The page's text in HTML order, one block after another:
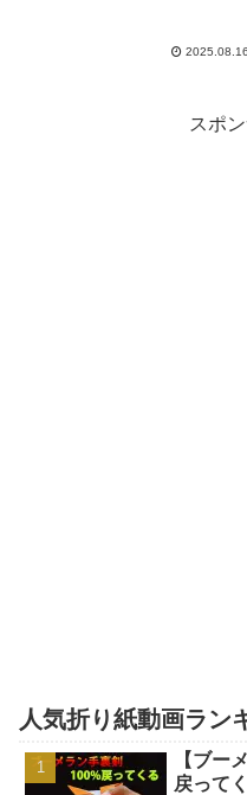
2025.08.16
スポ
人気折り紙動画ラン
【ブー
戻って